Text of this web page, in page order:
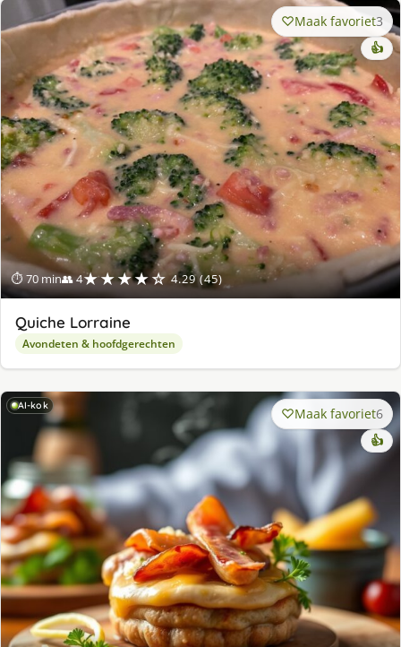
⏱ 70 min👥 4★★★★☆ 4.29 (45)
Maak favoriet3
👍
Quiche Lorraine
Avondeten & hoofdgerechten
AI-kok Maak favoriet6
👍